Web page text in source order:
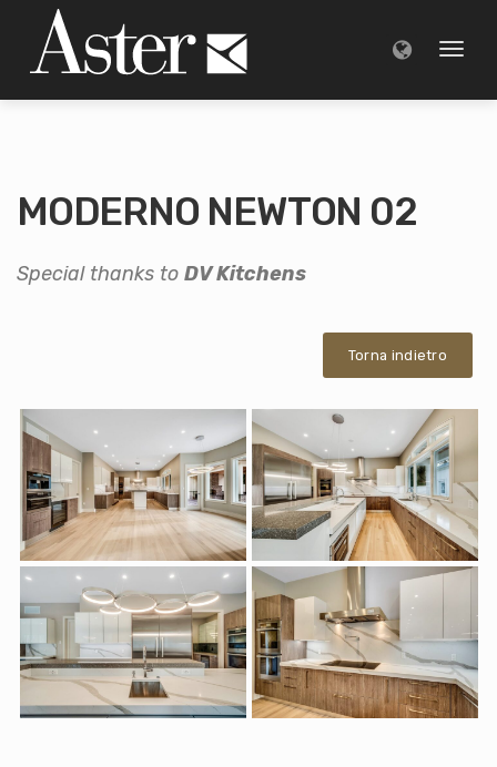
Toggle
MODERNO NEWTON 02
Special thanks to DV Kitchens
Torna indietro